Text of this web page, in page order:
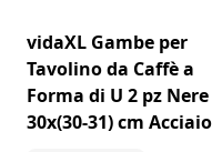
vidaXL Gambe per
Tavolino da Caffè a
Forma di U 2 pz Nere
30x(30-31) cm Acciaio